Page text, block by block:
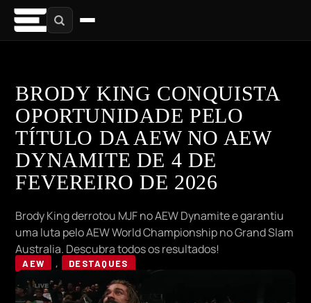
BRODY KING CONQUISTA
OPORTUNIDADE PELO
TÍTULO DA AEW NO AEW
DYNAMITE DE 4 DE
FEVEREIRO DE 2026
Brody King derrotou MJF no AEW Dynamite e garantiu
uma luta pelo AEW World Championship no Grand Slam
Australia. Descubra todos os resultados!
AEW , DESTAQUES